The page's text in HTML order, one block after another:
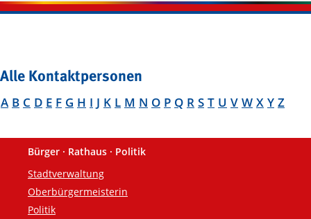
Alle Kontaktpersonen
A B C D E F G H I J K L M N O P Q R S T U V W X Y Z
Fußzeile
Bürger · Rathaus · Politik
Stadtverwaltung
Oberbürgermeisterin
Politik